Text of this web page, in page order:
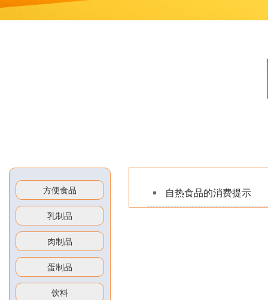
方便食品
乳制品
肉制品
蛋制品
饮料
自热食品的消费提示